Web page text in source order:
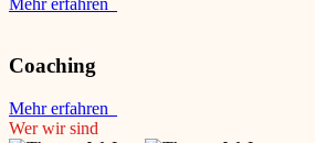
Coaching
Mehr erfahren
Wer wir sind